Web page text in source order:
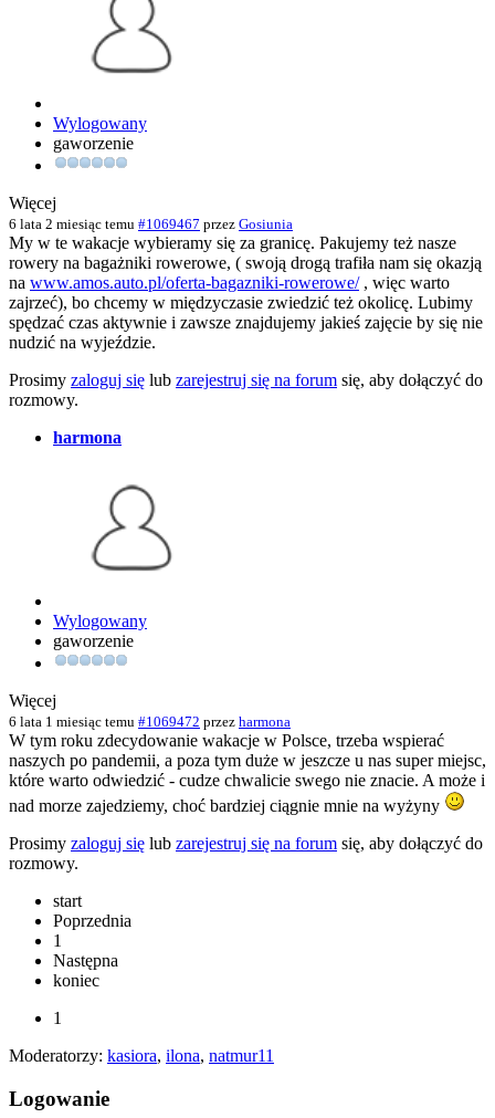
Wylogowany
gaworzenie
Więcej
6 lata 2 miesiąc temu #1069467 przez Gosiunia
My w te wakacje wybieramy się za granicę. Pakujemy też nasze
rowery na bagażniki rowerowe, ( swoją drogą trafiła nam się okazją
na www.amos.auto.pl/oferta-bagazniki-rowerowe/, więc warto
zajrzeć), bo chcemy w międzyczasie zwiedzić też okolicę. Lubimy
spędzać czas aktywnie i zawsze znajdujemy jakieś zajęcie by się nie
nudzić na wyjeździe.
Prosimy zaloguj się lub zarejestruj się na forum się, aby dołączyć do
rozmowy.
harmona
Wylogowany
gaworzenie
Więcej
6 lata 1 miesiąc temu #1069472 przez harmona
W tym roku zdecydowanie wakacje w Polsce, trzeba wspierać
naszych po pandemii, a poza tym duże w jeszcze u nas super miejsc,
które warto odwiedzić - cudze chwalicie swego nie znacie. A może i
nad morze zajedziemy, choć bardziej ciągnie mnie na wyżyny
Prosimy zaloguj się lub zarejestruj się na forum się, aby dołączyć do
rozmowy.
start
Poprzednia
1
Następna
koniec
1
Moderatorzy: kasiora, ilona, natmur11
Logowanie